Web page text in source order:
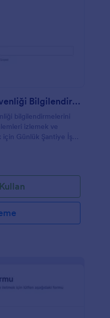
Günlük Şantiye İş Güvenliği Bilgilendirme Formu
bilgilendirmelerini
izlemek ve
için Günlük Şantiye İş